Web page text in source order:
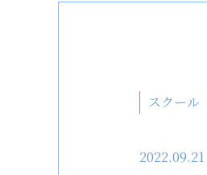
スクール
2022.09.21